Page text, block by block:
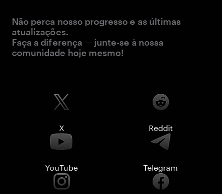
Não perca nosso progresso e as últimas
atualizações.
Faça a diferença — junte-se à nossa
comunidade hoje mesmo!
X Reddit
YouTube Telegram